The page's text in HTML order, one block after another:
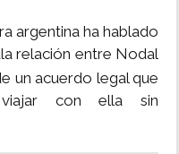
argentina ha hablado
relación entre Nodal
un acuerdo legal que
con ella sin